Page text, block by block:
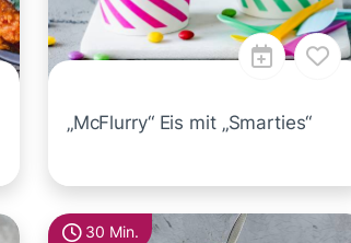
„McFlurry“ Eis mit „Smarties“
30 Min.